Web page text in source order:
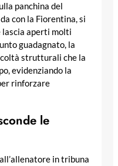
panchina del
con la Fiorentina, si
lascia aperti molti
guadagnato, la
strutturali che la
evidenziando la
rinforzare
le
in tribuna